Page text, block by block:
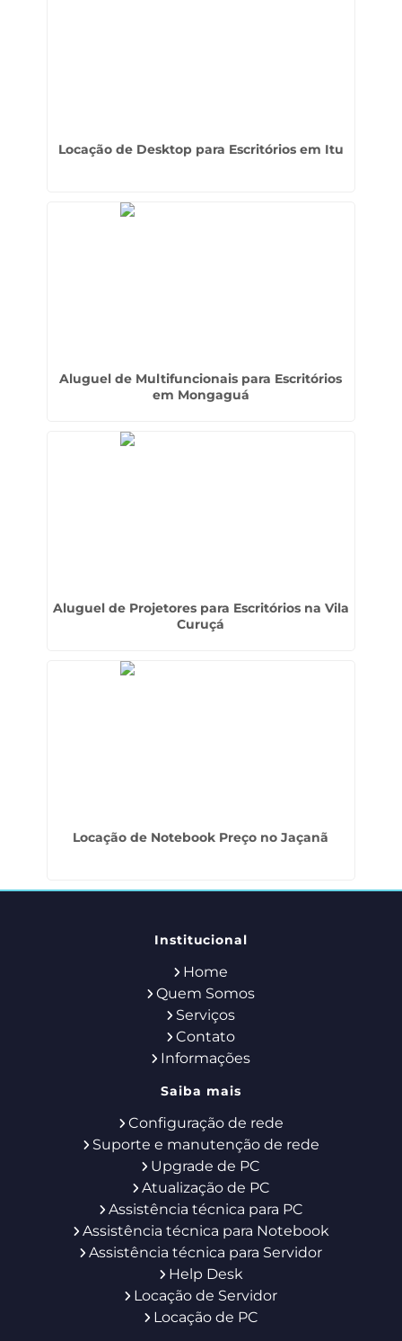
Locação de Desktop para Escritórios em Itu
Aluguel de Multifuncionais para Escritórios
em Mongaguá
Aluguel de Projetores para Escritórios na Vila
Curuçá
Locação de Notebook Preço no Jaçanã
Institucional
Home
Quem Somos
Serviços
Contato
Informações
Saiba mais
Configuração de rede
Suporte e manutenção de rede
Upgrade de PC
Atualização de PC
Assistência técnica para PC
Assistência técnica para Notebook
Assistência técnica para Servidor
Help Desk
Locação de Servidor
Locação de PC